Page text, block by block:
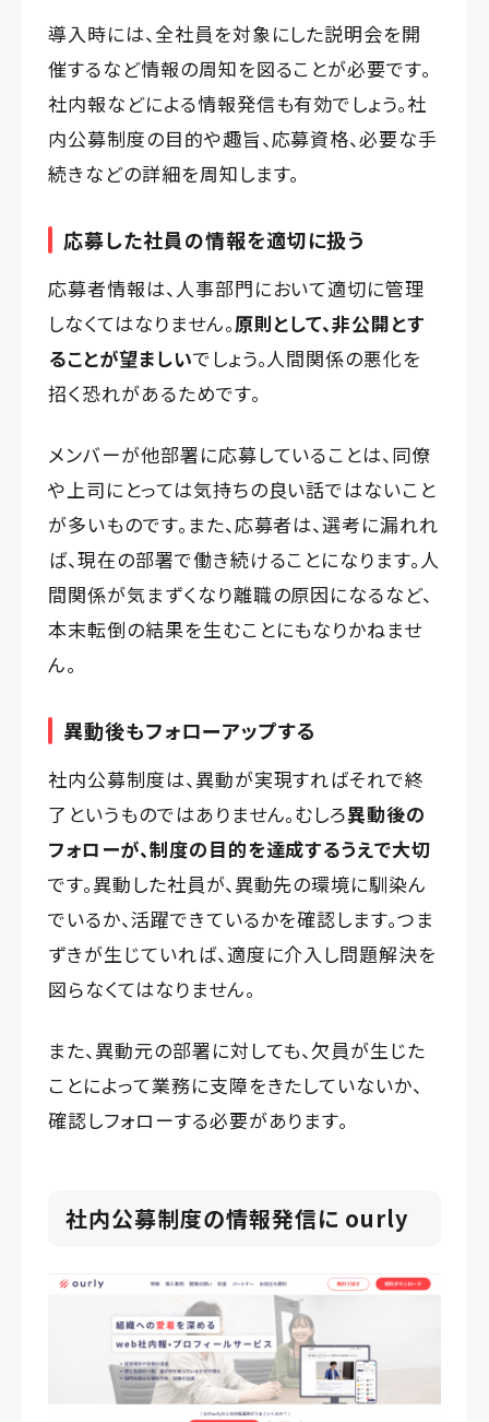
導入時には、全社員を対象にした説明会を開
催するなど情報の周知を図ることが必要です。
社内報などによる情報発信も有効でしょう。社
内公募制度の目的や趣旨、応募資格、必要な手
続きなどの詳細を周知します。
応募した社員の情報を適切に扱う
応募者情報は、人事部門において適切に管理
しなくてはなりません。原則として、非公開とす
ることが望ましいでしょう。人間関係の悪化を
招く恐れがあるためです。
メンバーが他部署に応募していることは、同僚
や上司にとっては気持ちの良い話ではないこと
が多いものです。また、応募者は、選考に漏れれ
ば、現在の部署で働き続けることになります。人
間関係が気まずくなり離職の原因になるなど、
本末転倒の結果を生むことにもなりかねませ
ん。
異動後もフォローアップする
社内公募制度は、異動が実現すればそれで終
了というものではありません。むしろ異動後の
フォローが、制度の目的を達成するうえで大切
です。異動した社員が、異動先の環境に馴染ん
でいるか、活躍できているかを確認します。つま
ずきが生じていれば、適度に介入し問題解決を
図らなくてはなりません。
また、異動元の部署に対しても、欠員が生じた
ことによって業務に支障をきたしていないか、
確認しフォローする必要があります。
社内公募制度の情報発信に ourly